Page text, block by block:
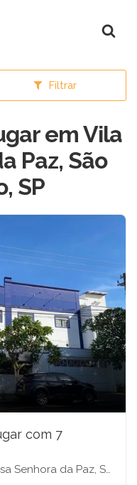
Filtrar
em Vila
Paz, São
SP
com 7
São José do Rio Preto-SP